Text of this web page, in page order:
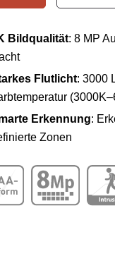
Bildqualität: 8 MP
Flutlicht: 3000
Erkennung:
Zonen